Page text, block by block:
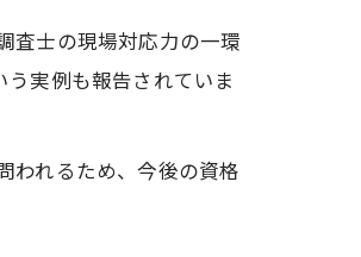
査士の現場対応力の一環
実例も報告されていま
われるため、今後の資格